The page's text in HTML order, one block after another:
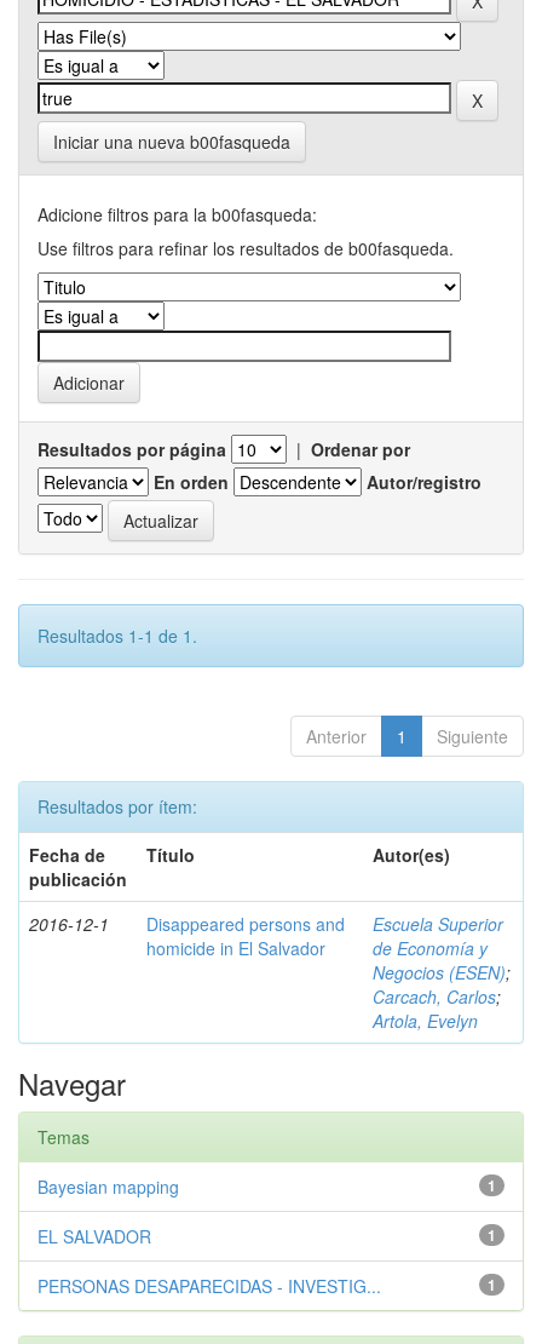
Iniciar una nueva b00fasqueda
Adicione filtros para la b00fasqueda:
Use filtros para refinar los resultados de b00fasqueda.
Resultados por página | Ordenar por
En orden
Autor/registro
Resultados 1-1 de 1.
Anterior 1 Siguiente
Resultados por ítem:
Fecha de
publicación
Título Autor(es)
2016-12-1
Disappeared persons and
homicide in El Salvador
Escuela Superior
de Economía y
Negocios (ESEN);
Carcach, Carlos;
Artola, Evelyn
Navegar
Temas
1
Bayesian mapping
1
EL SALVADOR
1
PERSONAS DESAPARECIDAS - INVESTIG...